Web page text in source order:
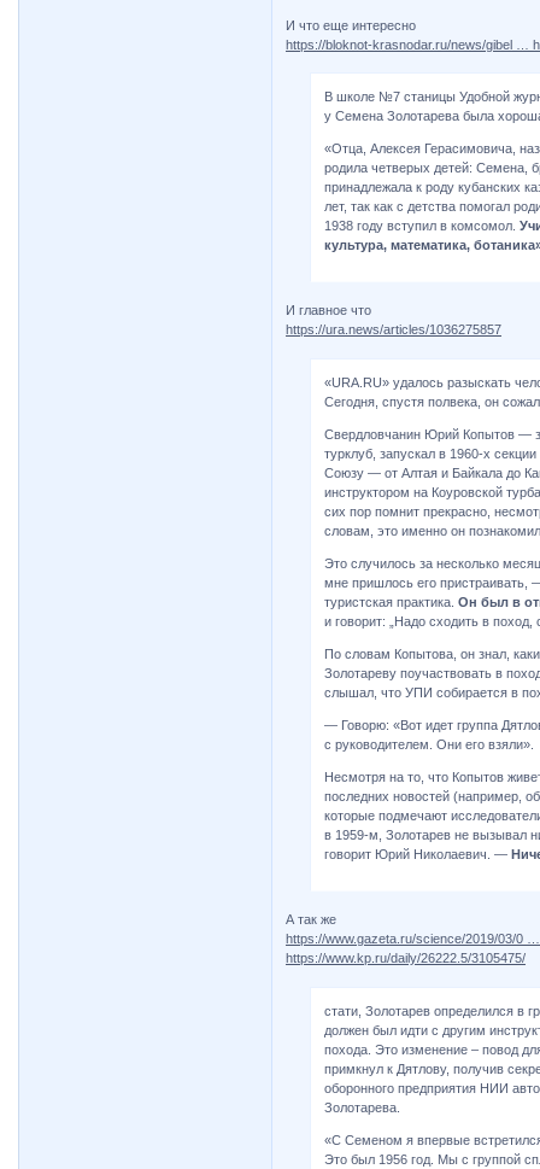
И что еще интересно
https://bloknot-krasnodar.ru/news/gibel …
В школе №7 станицы Удобной
у Семена Золотарева была
«Отца, Алексея Герасимовича,
родила четверых детей: Семена,
принадлежала к роду кубанских
лет, так как с детства помогал
1938 году вступил в комсомол.
культура, математика,
И главное что
https://ura.news/articles/1036275857
«URA.RU» удалось разыскать
Сегодня, спустя полвека, он
Свердловчанин Юрий Копытов —
турклуб, запускал в 1960-х
Союзу — от Алтая и Байкала до
инструктором на Коуровской
сих пор помнит прекрасно,
словам, это именно он
Это случилось за несколько
мне пришлось его пристраивать,
туристская практика. Он был в
и говорит: „Надо сходить в поход,
По словам Копытова, он знал,
Золотареву поучаствовать в
слышал, что УПИ собирается в
— Говорю: «Вот идет группа
с руководителем. Они его взяли».
Несмотря на то, что Копытов
последних новостей (например,
которые подмечают
в 1959-м, Золотарев не вызывал
говорит Юрий Николаевич. —
А так же
https://www.gazeta.ru/science/2019/03/0
https://www.kp.ru/daily/26222.5/3105475/
стати, Золотарев определился в
должен был идти с другим
похода. Это изменение – повод
примкнул к Дятлову, получив
оборонного предприятия НИИ
Золотарева.
«С Семеном я впервые
Это был 1956 год. Мы с группой